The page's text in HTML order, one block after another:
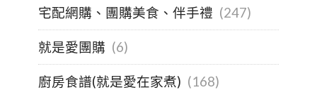
宅配網購、團購美食、伴手禮 (247)
就是愛團購 (6)
廚房食譜(就是愛在家煮) (168)